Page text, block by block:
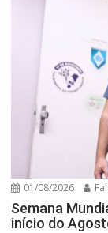
01/08/2026
Semana
início do